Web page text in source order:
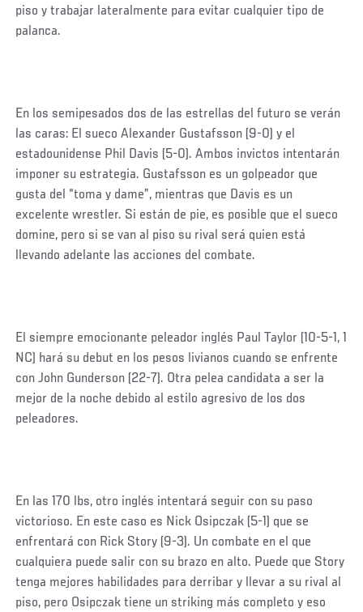
piso y trabajar lateralmente para evitar cualquier tipo de
palanca.
En los semipesados dos de las estrellas del futuro se verán
las caras: El sueco Alexander Gustafsson (9-0) y el
estadounidense Phil Davis (5-0). Ambos invictos intentarán
imponer su estrategia. Gustafsson es un golpeador que
gusta del “toma y dame”, mientras que Davis es un
excelente wrestler. Si están de pie, es posible que el sueco
domine, pero si se van al piso su rival será quien está
llevando adelante las acciones del combate.
El siempre emocionante peleador inglés Paul Taylor (10-5-1, 1
NC) hará su debut en los pesos livianos cuando se enfrente
con John Gunderson (22-7). Otra pelea candidata a ser la
mejor de la noche debido al estilo agresivo de los dos
peleadores.
En las 170 lbs, otro inglés intentará seguir con su paso
victorioso. En este caso es Nick Osipczak (5-1) que se
enfrentará con Rick Story (9-3). Un combate en el que
cualquiera puede salir con su brazo en alto. Puede que Story
tenga mejores habilidades para derribar y llevar a su rival al
piso, pero Osipczak tiene un striking más completo y eso